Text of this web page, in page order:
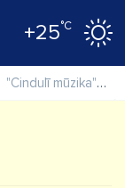
+25°C
"Cindulī mūzika" SIA